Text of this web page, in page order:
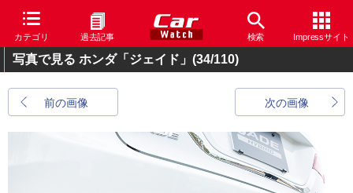
カテゴリ 過去記事 検索 Impressサイト
写真で見る ホンダ「ジェイド」 (34/110)
前の画像 次の画像